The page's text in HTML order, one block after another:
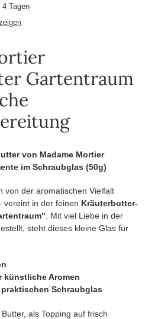
Tagen
Gartentraum
von Madame Mortier
im Schraubglas (50g)
von der aromatischen Vielfalt
vereint in der feinen Kräuterbutter-
. Mit viel Liebe in der
steht dieses kleine Glas für
künstliche Aromen
Schraubglas
als Topping auf frisch